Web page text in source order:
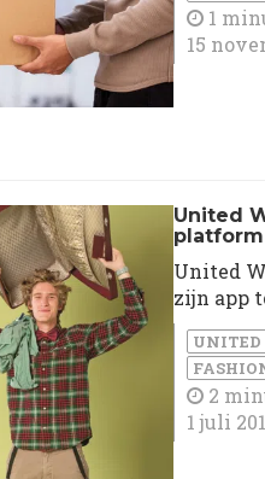
1
15
United
platform
United
zijn app
UNITED
2
1 juli